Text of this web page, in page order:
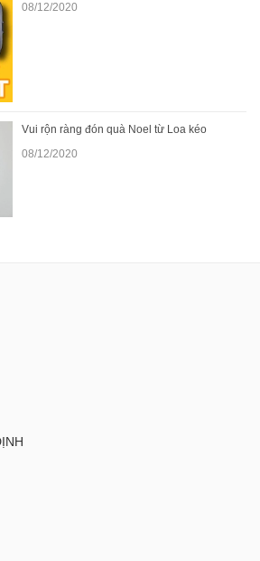
08/12/2020
Vui rộn ràng đón quà Noel từ Loa kéo
08/12/2020